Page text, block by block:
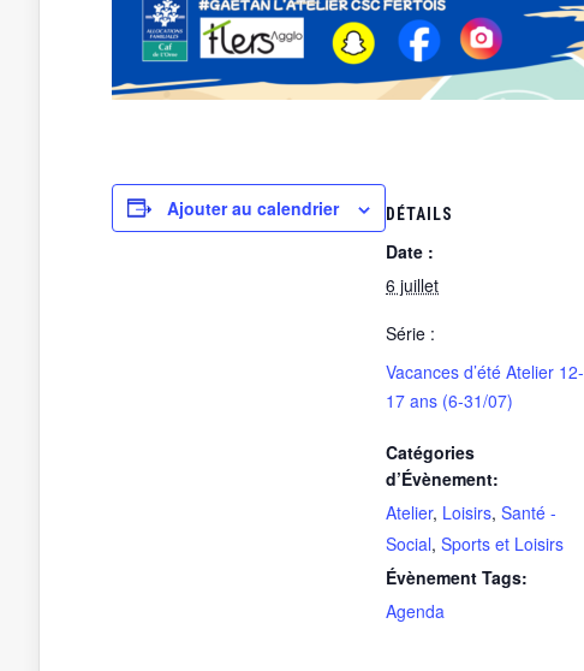
Ajouter au calendrier DÉTAILS
Date :
6 juillet
Série :
Vacances d’été Atelier 12-
17 ans (6-31/07)
Catégories
d’Évènement:
Atelier, Loisirs, Santé -
Social, Sports et Loisirs
Évènement Tags:
Agenda